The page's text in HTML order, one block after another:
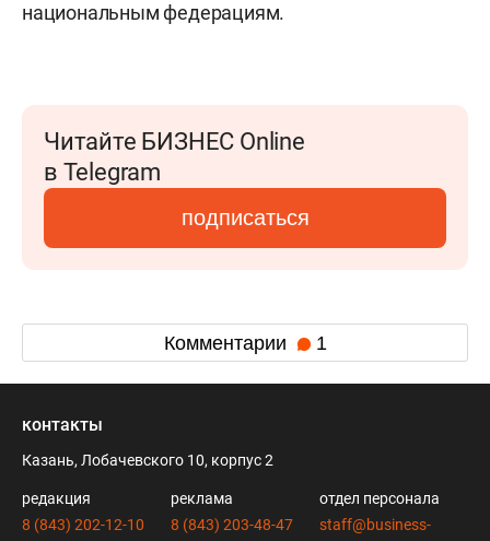
национальным федерациям.
Читайте БИЗНЕС Online
в Telegram
подписаться
Комментарии 1
контакты
Казань, Лобачевского 10, корпус 2
редакция
8 (843) 202-12-10
реклама
8 (843) 203-48-47
отдел персонала
staff@business-